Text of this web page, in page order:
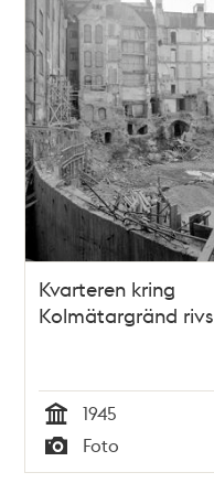
Kvarteren kring
Kolmätargränd rivs
Tid
1945
Typ
Foto